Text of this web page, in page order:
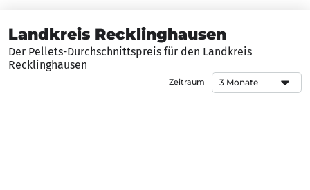
Landkreis Recklinghausen
Der Pellets-Durchschnittspreis für den Landkreis
Recklinghausen
Zeitraum